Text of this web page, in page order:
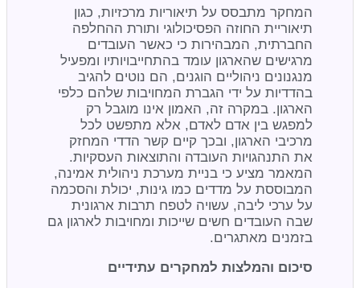
המחקר מתבסס על תיאוריות מרכזיות, כגון
תיאוריית החוזה הפסיכולוגי ותורת ההחלפה
החברתית, המבהירות כי כאשר העובדים
מרגישים שהארגון עומד בהתחייבויותיו ומפעיל
מנגנונים ניהוליים הוגנים, הם נוטים להגיב
בהדדיות על ידי הגברת המחויבות שלהם כלפי
הארגון. במקרה זה, האמון אינו מוגבל רק
למפגש בין אדם לאדם, אלא מתפשט לכל
מרכיבי הארגון, ובכך קיים קשר הדדי המחזק
את התנהגויות העובדה והתוצאות העסקיות.
המאמר מציע כי בניית מערכת ניהולית אמינה,
המבוססת על מדדים כמו גינות, יכולת והסכמה
על ערכי ליבה, עשויה לטפח תרבות ארגונית
שבה העובדים חשים שייכות ומחויבות לארגון גם
בזמנים מאתגרים.
סיכום והמלצות למחקרים עתידיים